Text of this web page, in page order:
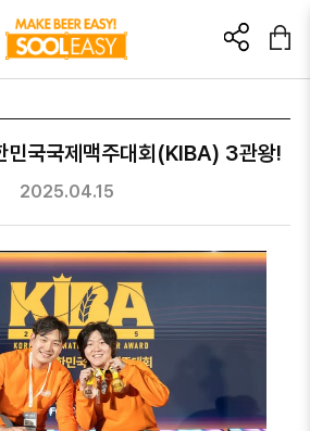
해 보세요!
친구에게 추천해보세요.
입: 3,000포인트
구매: 5,000포인트
지를 위해 본인인증 후 포인트가 지급됩니다.
를 위해 상품배송완료 후 포인트가 지급됩니다.
민국국제맥주대회(KIBA) 3관왕!
2025.04.15